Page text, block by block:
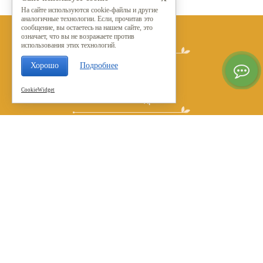
Мы в социальных сетях
На сайте используются cookie-файлы и другие
аналогичные технологии. Если, прочитав это
сообщение, вы остаетесь на нашем сайте, это
означает, что вы не возражаете против
использования этих технологий.
Хорошо Подробнее
CookieWidget